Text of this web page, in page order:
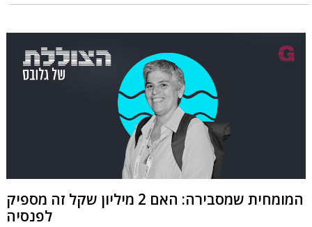
המומחית שמסבירה: האם 2 מיליון שקל זה מספיק
לפנסיה